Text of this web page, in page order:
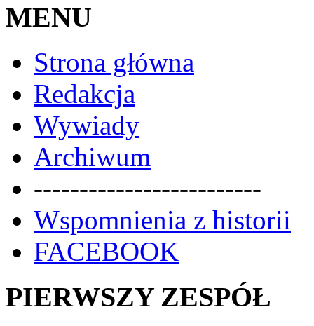
MENU
Strona główna
Redakcja
Wywiady
Archiwum
-------------------------
Wspomnienia z historii
FACEBOOK
PIERWSZY ZESPÓŁ